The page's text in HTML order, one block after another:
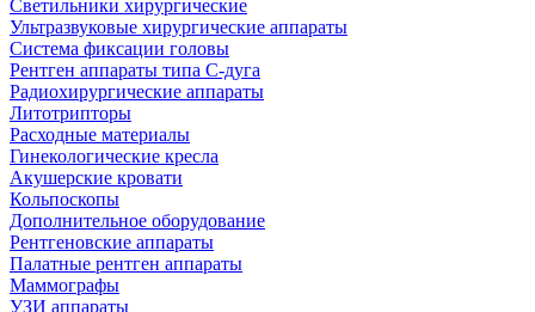
Светильники хирургические
Ультразвуковые хирургические аппараты
Система фиксации головы
Рентген аппараты типа С-дуга
Радиохирургические аппараты
Литотрипторы
Расходные материалы
Гинекологические кресла
Акушерские кровати
Кольпоскопы
Дополнительное оборудование
Рентгеновские аппараты
Палатные рентген аппараты
Маммографы
УЗИ аппараты